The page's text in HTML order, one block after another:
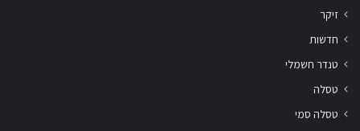
זיקר
חדשות
טנדר חשמלי
טסלה
טסלה סמי